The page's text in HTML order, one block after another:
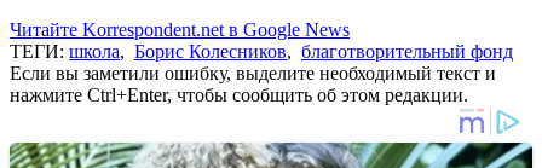
Читайте Korrespondent.net в Google News
ТЕГИ: школа, Борис Колесников, благотворительный фонд
Если вы заметили ошибку, выделите необходимый текст и
нажмите Ctrl+Enter, чтобы сообщить об этом редакции.